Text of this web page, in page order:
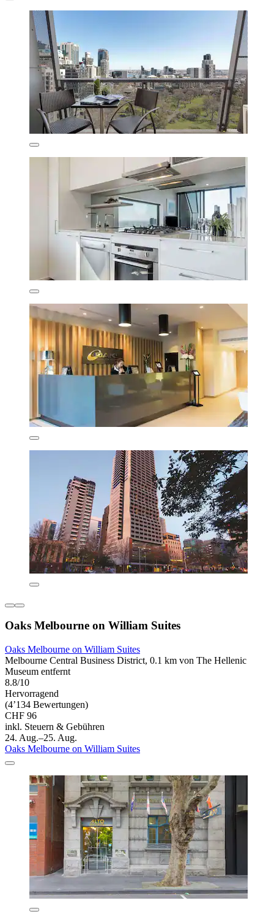
Oaks Melbourne on William Suites
Oaks Melbourne on William Suites
Melbourne Central Business District, 0.1 km von The Hellenic
Museum entfernt
8.8/10
Hervorragend
(4’134 Bewertungen)
CHF 96
inkl. Steuern & Gebühren
24. Aug.–25. Aug.
Oaks Melbourne on William Suites